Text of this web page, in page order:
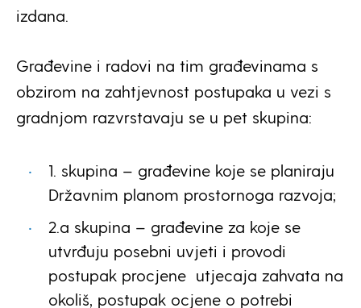
izdana.
Građevine i radovi na tim građevinama s
obzirom na zahtjevnost postupaka u vezi s
gradnjom razvrstavaju se u pet skupina:
1. skupina – građevine koje se planiraju
Državnim planom prostornoga razvoja;
2.a skupina – građevine za koje se
utvrđuju posebni uvjeti i provodi
postupak procjene utjecaja zahvata na
okoliš, postupak ocjene o potrebi